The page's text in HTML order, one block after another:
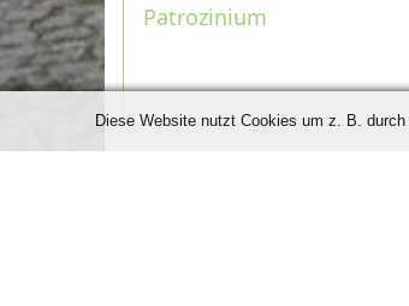
Patrozinium
Diese Website nutzt Cookies um z. B.